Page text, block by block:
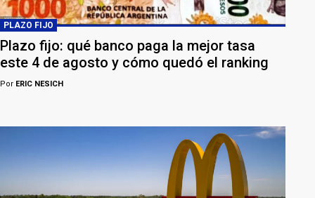
PLAZO FIJO
Plazo fijo: qué banco paga la mejor tasa
este 4 de agosto y cómo quedó el ranking
Por ERIC NESICH